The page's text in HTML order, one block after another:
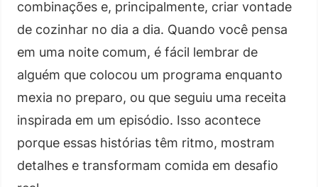
combinações e, principalmente, criar vontade
de cozinhar no dia a dia. Quando você pensa
em uma noite comum, é fácil lembrar de
alguém que colocou um programa enquanto
mexia no preparo, ou que seguiu uma receita
inspirada em um episódio. Isso acontece
porque essas histórias têm ritmo, mostram
detalhes e transformam comida em desafio